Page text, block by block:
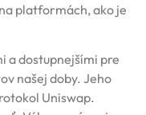
platformách, ako je
a dostupnejšími pre
našej doby. Jeho
Uniswap.